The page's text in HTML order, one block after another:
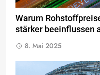
Warum
stärker beeinflussen
8. Mai 2025